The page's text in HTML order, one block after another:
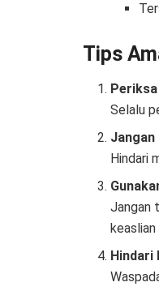
Tips
Selalu
Hindari
Jangan
keaslian
Hindari